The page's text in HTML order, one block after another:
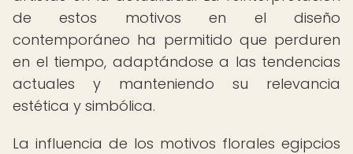
de estos motivos en el diseño
contemporáneo ha permitido que perduren
en el tiempo, adaptándose a las tendencias
actuales y manteniendo su relevancia
estética y simbólica.
La influencia de los motivos florales egipcios